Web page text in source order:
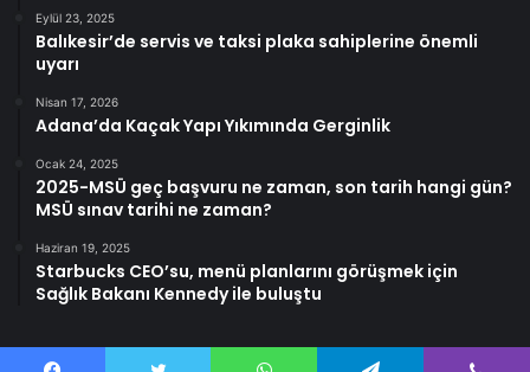
Eylül 23, 2025
Balıkesir’de servis ve taksi plaka sahiplerine önemli
uyarı
Nisan 17, 2026
Adana’da Kaçak Yapı Yıkımında Gerginlik
Ocak 24, 2025
2025-MSÜ geç başvuru ne zaman, son tarih hangi gün?
MSÜ sınav tarihi ne zaman?
Haziran 19, 2025
Starbucks CEO’su, menü planlarını görüşmek için
Sağlık Bakanı Kennedy ile buluştu